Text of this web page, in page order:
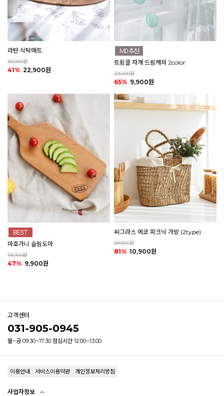
라탄 식탁매트
39,000원
41% 22,900원
트윙클 자개 드림캐쳐 2color
29,000원
65% 9,900원
마호가니 슬림도마
19,000원
47% 9,900원
씨그라스 에코 피크닉 가방 (2type)
59,900원
81% 10,900원
고객센터
031-905-0945
월~금 09:30~17:30 점심시간 12:00~13:00
이용안내 서비스이용약관 개인정보처리방침
사업자정보